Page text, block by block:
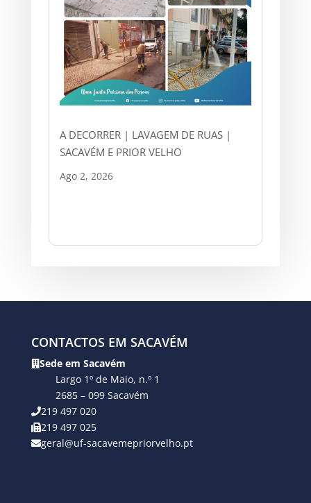
A DECORRER | LAVAGEM DE RUAS |
SACAVÉM E PRIOR VELHO
Ago 2, 2026
CONTACTOS EM SACAVÉM
Sede em Sacavém
Largo 1º de Maio, n.º 1
2685 – 099 Sacavém
219 497 020
219 497 025
geral@uf-sacavemepriorvelho.pt